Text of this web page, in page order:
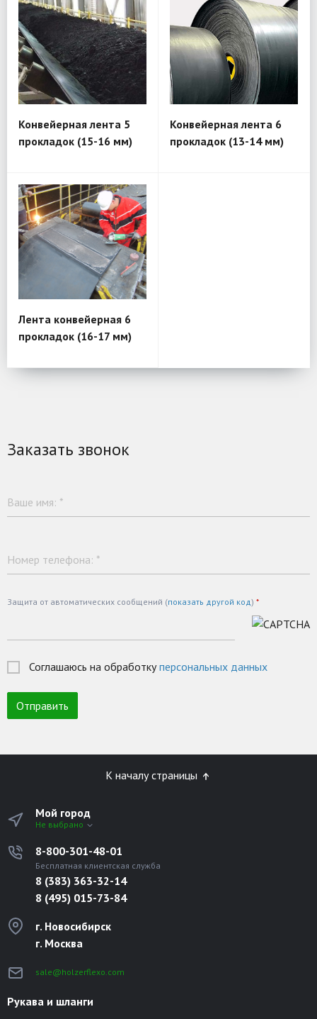
Конвейерная лента 5
прокладок (15-16 мм)
Конвейерная лента 6
прокладок (13-14 мм)
Лента конвейерная 6
прокладок (16-17 мм)
Заказать звонок
Ваше имя: *
Номер телефона: *
Защита от автоматических сообщений (показать другой код) *
Соглашаюсь на обработкуперсональных данных
К началу страницы
Мой город
Не выбрано
8-800-301-48-01
Бесплатная клиентская служба
8 (383) 363-32-14
8 (495) 015-73-84
г. Новосибирск
г. Москва
sale@holzerflexo.com
Рукава и шланги